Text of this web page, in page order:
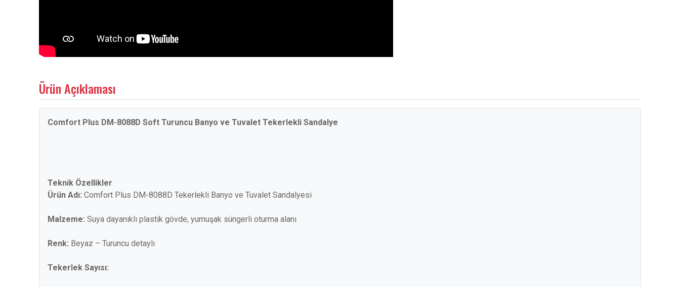
Ürün Açıklaması
Comfort Plus DM-8088D Soft Turuncu Banyo ve Tuvalet Tekerlekli Sandalye
Teknik Özellikler
Ürün Adı: Comfort Plus DM-8088D Tekerlekli Banyo ve Tuvalet Sandalyesi
Malzeme: Suya dayanıklı plastik gövde, yumuşak süngerli oturma alanı
Renk: Beyaz – Turuncu detaylı
Tekerlek Sayısı: